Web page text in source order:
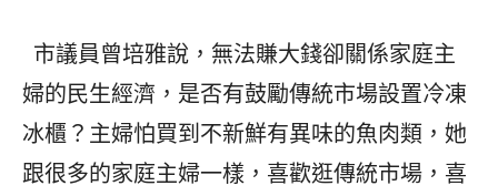
市議員曾培雅說，無法賺大錢卻關係家庭主
婦的民生經濟，是否有鼓勵傳統市場設置冷凍
冰櫃？主婦怕買到不新鮮有異味的魚肉類，她
跟很多的家庭主婦一樣，喜歡逛傳統市場，喜